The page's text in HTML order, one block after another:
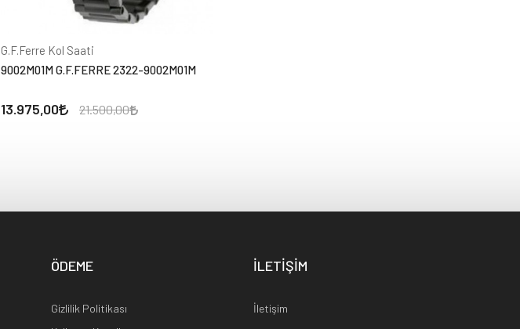
G.F.Ferre Kol Saati
9002M01M G.F.FERRE 2322-9002M01M
13.975,00 21.500,00
ÖDEME
Gizlilik Politikası
İLETİŞİM
İletişim